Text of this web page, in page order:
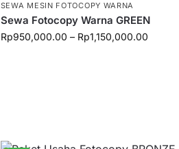
SEWA MESIN FOTOCOPY WARNA
Sewa Fotocopy Warna GREEN
Rp950,000.00 – Rp1,150,000.00